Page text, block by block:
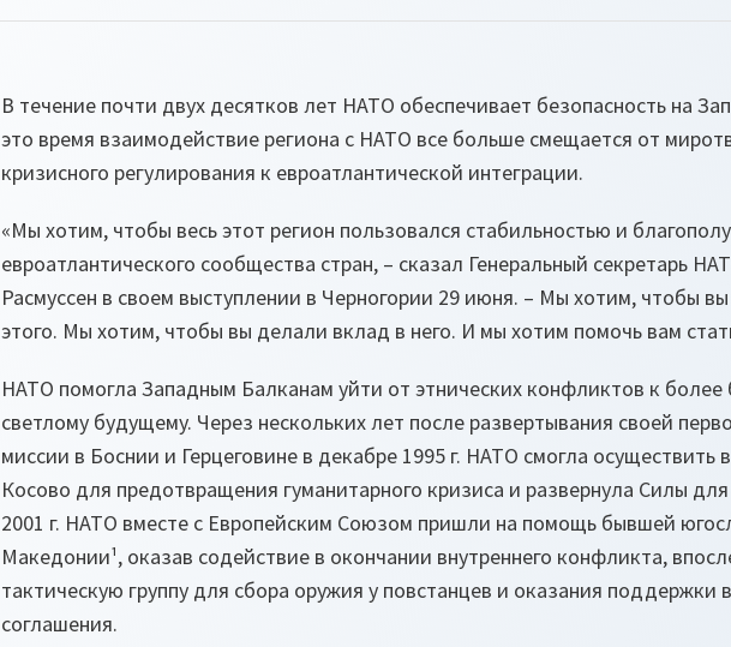
В течение почти двух десятков лет НАТО обеспечивает безопасность на
это время взаимодействие региона с НАТО все больше смещается от
кризисного регулирования к евроатлантической интеграции.
«Мы хотим, чтобы весь этот регион пользовался стабильностью и
евроатлантического сообщества стран, – сказал Генеральный секретарь
Расмуссен в своем выступлении в Черногории 29 июня. – Мы хотим, чтобы вы
этого. Мы хотим, чтобы вы делали вклад в него. И мы хотим помочь вам
НАТО помогла Западным Балканам уйти от этнических конфликтов к более
светлому будущему. Через нескольких лет после развертывания своей
миссии в Боснии и Герцеговине в декабре 1995 г. НАТО смогла осуществить
Косово для предотвращения гуманитарного кризиса и развернула Силы для
2001 г. НАТО вместе с Европейским Союзом пришли на помощь бывшей
Македонии¹, оказав содействие в окончании внутреннего конфликта,
тактическую группу для сбора оружия у повстанцев и оказания поддержки
соглашения.